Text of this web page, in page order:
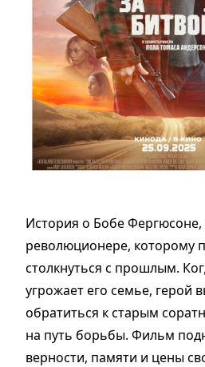
История о Бобе
революционере, которому
столкнуться с прошлым.
угрожает его семье, герой
обратиться к старым
на путь борьбы. Фильм
верности, памяти и цены